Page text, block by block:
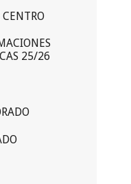
CENTRO
25/26